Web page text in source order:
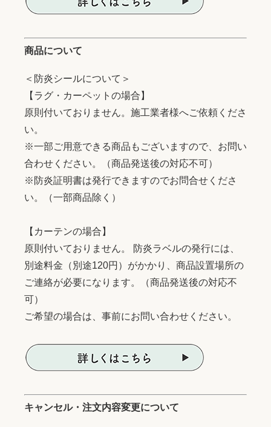
商品について
＜防炎シールについて＞
【ラグ・カーペットの場合】
原則付いておりません。施工業者様へご依頼くださ
い。
※一部ご用意できる商品もございますので、お問い
合わせください。（商品発送後の対応不可）
※防炎証明書は発行できますのでお問合せくださ
い。（一部商品除く）
【カーテンの場合】
原則付いておりません。 防炎ラベルの発行には、
別途料金（別途120円）がかかり、商品設置場所の
ご連絡が必要になります。（商品発送後の対応不
可）
ご希望の場合は、事前にお問い合わせください。
キャンセル・注文内容変更について